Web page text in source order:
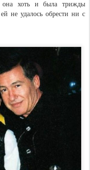
она хоть и была трижды
не удалось обрести ни с